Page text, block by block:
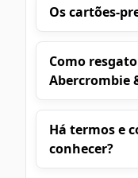
Os cartões-
Como
Abercrombie
Há termos e
conhecer?